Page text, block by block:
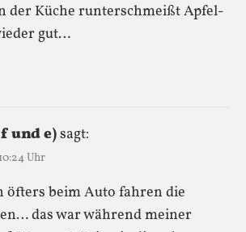
der Küche runterschmeißt Apfel-
gut…
und e)sagt:
Uhr
öfters beim Auto fahren die
das war während meiner